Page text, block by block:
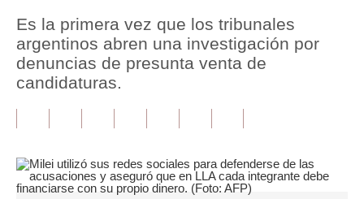
Política
Tu Dinero
Finanzas Personales
Plus G
Es la primera vez que los tribunales
argentinos abren una investigación por
denuncias de presunta venta de
candidaturas.